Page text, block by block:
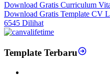
Download Gratis Curriculum
Download Gratis Template CV
6545 Dilihat
Template Terbaru